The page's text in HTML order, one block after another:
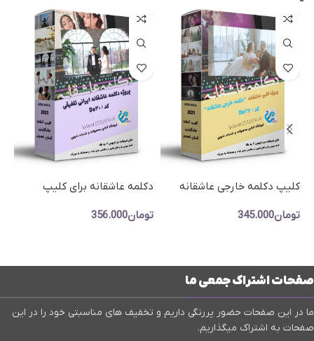
کلیپ دکلمه خارجی عاشقانه
زیبای عروسی De27
تومان345.000
دکلمه عاشقانه برای کلیپ
عاشقانه De30
تومان356.000
صفحات اشتراک جمعی ما
ما در این صفحات حضور پررنگی داریم و تخفیف های مناسبتی خود را در این
صفحات به اشتراک میگذاریم.